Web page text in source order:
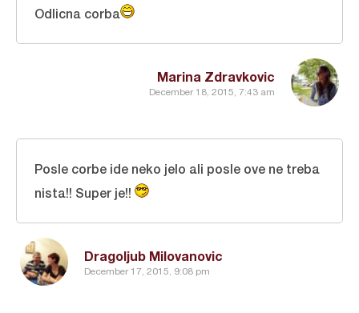
Marina Zdravkovic
December 18, 2015, 7:43 am
Odlicna corba
Dragoljub Milovanovic
December 17, 2015, 9:08 pm
Posle corbe ide neko jelo ali posle ove ne treba
nista!! Super je!!